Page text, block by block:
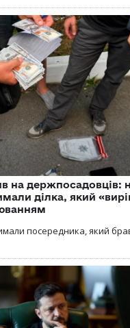
на держпосадовців:
ділка, який
посередника, який